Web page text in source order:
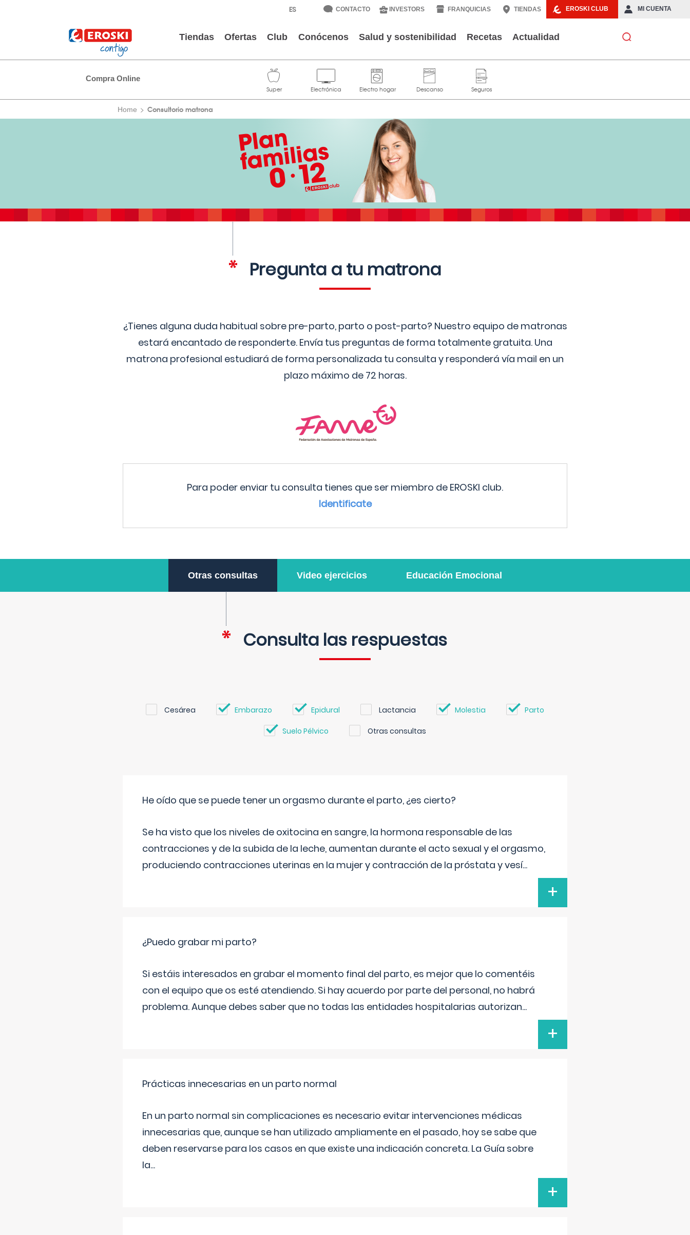
EROSKI CLUB MI CUENTA
CONTACTO INVESTORS FRANQUICIAS TIENDAS
Tiendas Ofertas Club Conócenos Salud y sostenibilidad Recetas Actualidad
Compra Online
Home Consultorio matrona
Pregunta a tu matrona
¿Tienes alguna duda habitual sobre pre-parto, parto o post-parto? Nuestro equipo de matronas
estará encantado de responderte. Envía tus preguntas de forma totalmente gratuita. Una
matrona profesional estudiará de forma personalizada tu consulta y responderá vía mail en un
plazo máximo de 72 horas.
Para poder enviar tu consulta tienes que ser miembro de EROSKI club.
Identificate
Otras consultas Video ejercicios Educación Emocional
Consulta las respuestas
Cesárea Embarazo Epidural Lactancia Molestia Parto
Suelo Pélvico Otras consultas
He oído que se puede tener un orgasmo durante el parto, ¿es cierto?
Se ha visto que los niveles de oxitocina en sangre, la hormona responsable de las
contracciones y de la subida de la leche, aumentan durante el acto sexual y el orgasmo,
produciendo contracciones uterinas en la mujer y contracción de la próstata y vesí...
+
¿Puedo grabar mi parto?
Si estáis interesados en grabar el momento final del parto, es mejor que lo comentéis
con el equipo que os esté atendiendo. Si hay acuerdo por parte del personal, no habrá
problema. Aunque debes saber que no todas las entidades hospitalarias autorizan...
+
Prácticas innecesarias en un parto normal
En un parto normal sin complicaciones es necesario evitar intervenciones médicas
innecesarias que, aunque se han utilizado ampliamente en el pasado, hoy se sabe que
deben reservarse para los casos en que existe una indicación concreta. La Guía sobre
la...
+